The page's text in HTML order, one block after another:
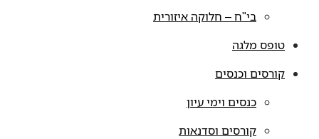
בי"ח – חלוקה איזורית
טופס מלגה
קורסים וכנסים
כנסים וימי עיון
קורסים וסדנאות